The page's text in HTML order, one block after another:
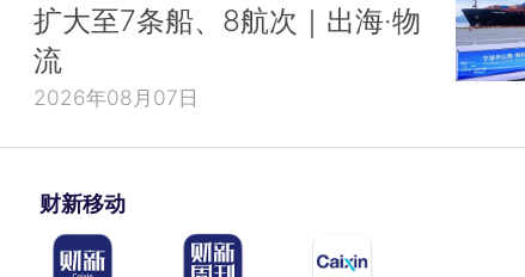
扩大至7条船、8航次｜出海·物
流
2026年08月07日
财新移动